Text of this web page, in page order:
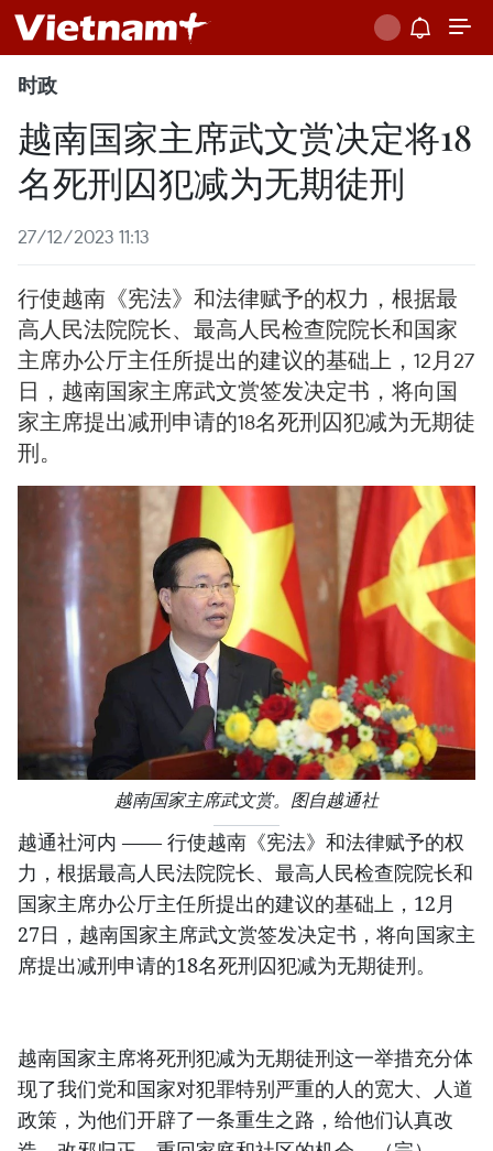
时政
越南国家主席武文赏决定将18
名死刑囚犯减为无期徒刑
27/12/2023 11:13
行使越南《宪法》和法律赋予的权力，根据最
高人民法院院长、最高人民检查院院长和国家
主席办公厅主任所提出的建议的基础上，12月27
日，越南国家主席武文赏签发决定书，将向国
家主席提出减刑申请的18名死刑囚犯减为无期徒
刑。
越南国家主席武文赏。图自越通社
越通社河内 —— 行使越南《宪法》和法律赋予的权
力，根据最高人民法院院长、最高人民检查院院长和
国家主席办公厅主任所提出的建议的基础上，12月
27日，越南国家主席武文赏签发决定书，将向国家主
席提出减刑申请的18名死刑囚犯减为无期徒刑。
越南国家主席将死刑犯减为无期徒刑这一举措充分体
现了我们党和国家对犯罪特别严重的人的宽大、人道
政策，为他们开辟了一条重生之路，给他们认真改